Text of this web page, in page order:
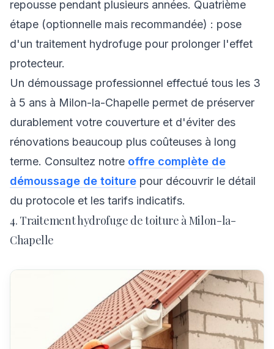
repousse pendant plusieurs années. Quatrième
étape (optionnelle mais recommandée) : pose
d'un traitement hydrofuge pour prolonger l'effet
protecteur.
Un démoussage professionnel effectué tous les 3
à 5 ans à Milon-la-Chapelle permet de préserver
durablement votre couverture et d'éviter des
rénovations beaucoup plus coûteuses à long
terme. Consultez notre offre complète de
démoussage de toiture pour découvrir le détail
du protocole et les tarifs indicatifs.
4. Traitement hydrofuge de toiture à Milon-la-
Chapelle